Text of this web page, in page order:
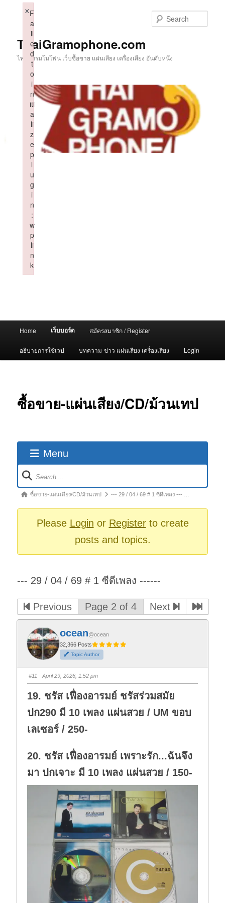
ThaiGramophone.com
ไทยแกรมโมโฟน เว็บซื้อขาย แผ่นเสียง เครื่องเสียง อันดับหนึ่ง
Home เว็บบอร์ด สมัครสมาชิก / Register
อธิบายการใช้เวป บทความ-ข่าว แผ่นเสียง เครื่องเสียง Login
ซื้อขาย-แผ่นเสียง/CD/ม้วนเทป
Menu
Forum
Navigation
Forumซื้อขาย-แผ่นเสียง/CD/ม้วนเทป --- 29 / 04 / 69 # 1 ซีดีเพลง --- …
Please Login or Registerto create
posts and topics.
--- 29 / 04 / 69 # 1 ซีดีเพลง ------
Previous Page 2 of 4 Next
ocean@ocean
32,366 Posts
Topic Author
#11 · April 29, 2026, 1:52 pm
19. ชรัส เฟื่องอารมย์ ชรัสร่วมสมัย
ปก290 มี 10 เพลง แผ่นสวย / UM ขอบ
เลเซอร์ / 250-
20. ชรัส เฟื่องอารมย์ เพราะรัก...ฉันจึง
มา ปกเจาะ มี 10 เพลง แผ่นสวย / 150-
F
a
il
e
d
t
o
i
n
iti
a
li
z
e
p
l
u
g
i
n
:
w
p
li
n
k
×
Failed to initialize plugin: wplink